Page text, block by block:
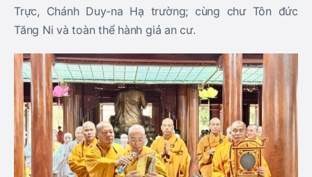
Trực, Chánh Duy-na Hạ trường; cùng chư Tôn đức
Tăng Ni và toàn thể hành giả an cư.